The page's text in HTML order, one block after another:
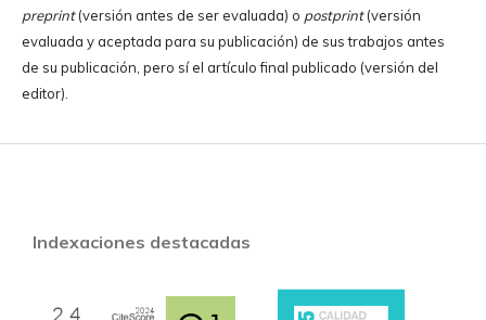
preprint(versión antes de ser evaluada) o postprint(versión
evaluada y aceptada para su publicación) de sus trabajos antes
de su publicación, pero sí el artículo final publicado (versión del
editor).
Indexaciones destacadas